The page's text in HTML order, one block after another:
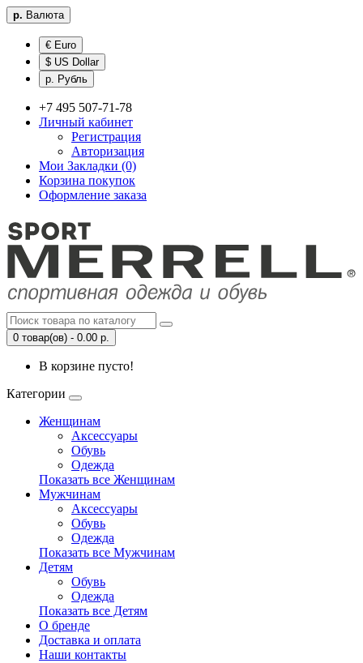
р. Валюта
€ Euro
$ US Dollar
р. Рубль
+7 495 507-71-78
Личный кабинет
Регистрация
Авторизация
Мои Закладки (0)
Корзина покупок
Оформление заказа
0 товар(ов) - 0.00 р.
В корзине пусто!
Категории
Женщинам
Аксессуары
Обувь
Одежда
Показать все Женщинам
Мужчинам
Аксессуары
Обувь
Одежда
Показать все Мужчинам
Детям
Обувь
Одежда
Показать все Детям
О бренде
Доставка и оплата
Наши контакты